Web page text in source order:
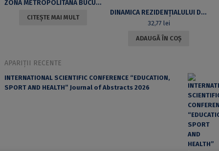
ZONA METROPOLITANĂ BUCUREȘTI. GEOGRAFIA AGRICULTURII PRIN UTILIZAREA TEHNICILOR GIS
CITEȘTE MAI MULT
DINAMICA REZIDENȚIALULUI DIN ZONA METROPOLITANĂ A MUNICIPIULUI BUCUREȘTI ȘI EVALUAREA PROIECȚIEI EI ÎN STAREA MEDIULUI
32,77 lei
ADAUGĂ ÎN COȘ
APARIȚII RECENTE
INTERNATIONAL SCIENTIFIC CONFERENCE “EDUCATION,
SPORT AND HEALTH” Journal of Abstracts 2026